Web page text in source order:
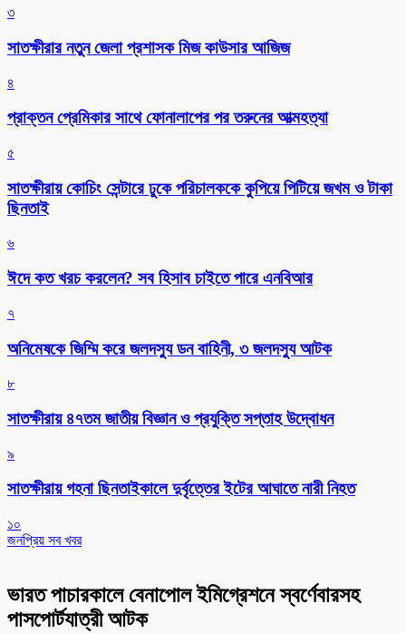
৩
সাতক্ষীরার নতুন জেলা প্রশাসক মিজ কাউসার আজিজ
৪
প্রাক্তন প্রেমিকার সাথে ফোনালাপের পর তরুনের আত্মহত্যা
৫
সাতক্ষীরায় কোচিং সেন্টারে ঢুকে পরিচালককে কুপিয়ে পিটিয়ে জখম ও টাকা
ছিনতাই
৬
ঈদে কত খরচ করলেন? সব হিসাব চাইতে পারে এনবিআর
৭
অনিমেষকে জিম্মি করে জলদস্যু ডন বাহিনী, ৩ জলদস্যু আটক
৮
সাতক্ষীরায় ৪৭তম জাতীয় বিজ্ঞান ও প্রযুক্তি সপ্তাহ উদ্বোধন
৯
সাতক্ষীরায় গহনা ছিনতাইকালে দুর্বৃত্তের ইটের আঘাতে নারী নিহত
১০
জনপ্রিয় সব খবর
ভারত পাচারকালে বেনাপোল ইমিগ্রেশনে স্বর্ণেবারসহ
পাসপোর্টযাত্রী আটক